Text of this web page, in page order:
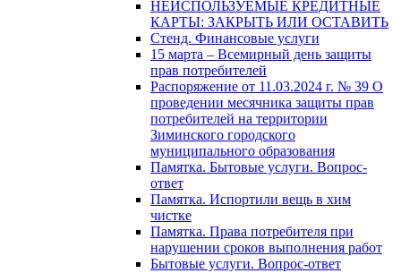
НЕИСПОЛЬЗУЕМЫЕ КРЕДИТНЫЕ
КАРТЫ: ЗАКРЫТЬ ИЛИ ОСТАВИТЬ
Стенд. Финансовые услуги
15 марта – Всемирный день защиты
прав потребителей
Распоряжение от 11.03.2024 г. № 39 О
проведении месячника защиты прав
потребителей на территории
Зиминского городского
муниципального образования
Памятка. Бытовые услуги. Вопрос-
ответ
Памятка. Испортили вещь в хим
чистке
Памятка. Права потребителя при
нарушении сроков выполнения работ
Бытовые услуги. Вопрос-ответ